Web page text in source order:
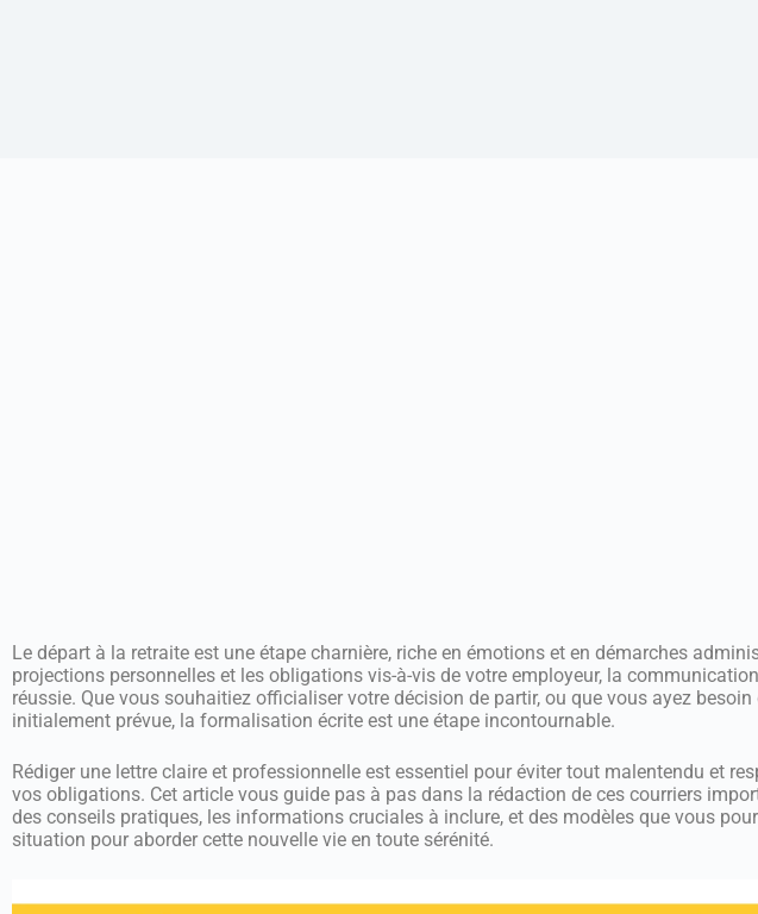
Le départ à la retraite est une étape charnière, riche en émotions et en démarches
projections personnelles et les obligations vis-à-vis de votre employeur, la
réussie. Que vous souhaitiez officialiser votre décision de partir, ou que vous ayez
initialement prévue, la formalisation écrite est une étape incontournable.
Rédiger une lettre claire et professionnelle est essentiel pour éviter tout malentendu et
vos obligations. Cet article vous guide pas à pas dans la rédaction de ces courriers
des conseils pratiques, les informations cruciales à inclure, et des modèles que vous
situation pour aborder cette nouvelle vie en toute sérénité.